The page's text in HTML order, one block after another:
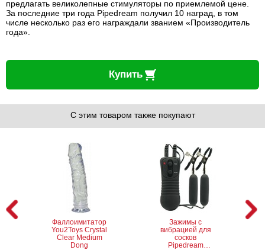
предлагать великолепные стимуляторы по приемлемой цене.
За последние три года Pipedream получил 10 наград, в том
числе несколько раз его награждали званием «Производитель
года».
Купить
С этим товаром также покупают
Фаллоимитатор
You2Toys Crystal
Clear Medium
Dong
Зажимы с
вибрацией для
сосков
Pipedream